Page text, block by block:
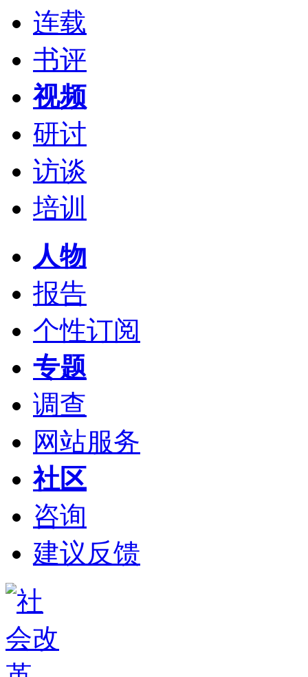
连载
书评
视频
研讨
访谈
培训
人物
报告
个性订阅
专题
调查
网站服务
社区
咨询
建议反馈